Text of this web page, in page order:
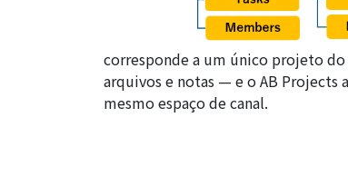
corresponde a um único projeto do
arquivos e notas — e o AB Projects
mesmo espaço de canal.